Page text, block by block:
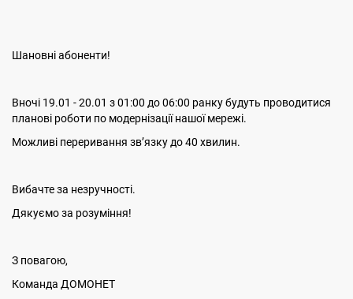
Шановні абоненти!
Вночі 19.01 - 20.01 з 01:00 до 06:00 ранку будуть проводитися
планові роботи по модернізації нашої мережі.
Можливі переривання звʼязку до 40 хвилин.
Вибачте за незручності.
Дякуємо за розуміння!
З повагою,
Команда ДОМОНЕТ